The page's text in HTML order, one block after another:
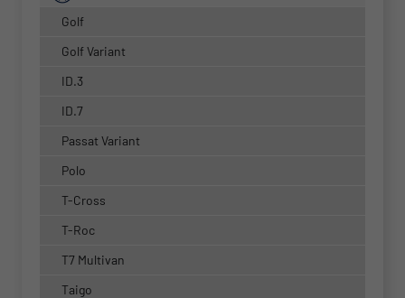
Golf
Golf Variant
ID.3
ID.7
Passat Variant
Polo
T-Cross
T-Roc
T7 Multivan
Taigo